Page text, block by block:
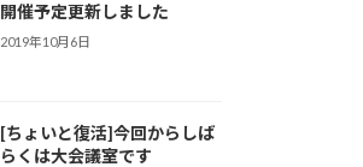
開催予定更新しました
2019年10月6日
[ちょいと復活]今回からしば
らくは大会議室です